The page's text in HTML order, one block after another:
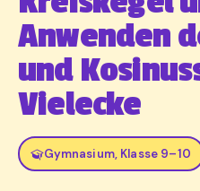
Anwenden
und
Vielecke
Gymnasium, Klasse 9–10